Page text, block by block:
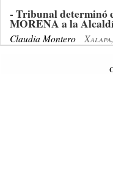
- Tribunal determinó
MORENA a la
Claudia Montero